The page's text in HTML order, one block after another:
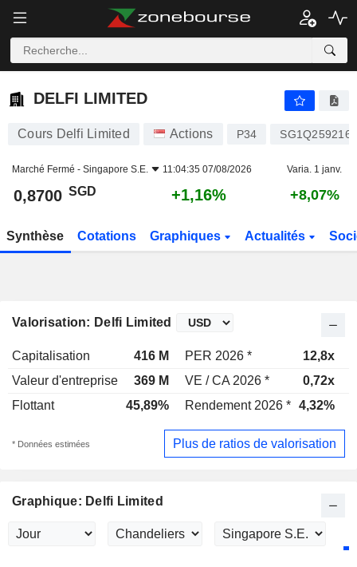
DELFI LIMITED
DELFI LIMITED
Cours Delfi Limited Actions P34
Marché Fermé - Singapore S.E. 11:04:35 07/08/2026 Varia. 1 janv.
0,8700 SGD +1,16% +8,07%
Synthèse Cotations Graphiques Actualités
Valorisation: Delfi Limited
Capitalisation 416 M PER 2026 * 12,8x
Valeur d'entreprise
369 M VE / CA 2026 * 0,72x
Flottant
45,89% Rendement 2026 * 4,32%
* Données estimées Plus de ratios de valorisation
Graphique: Delfi Limited